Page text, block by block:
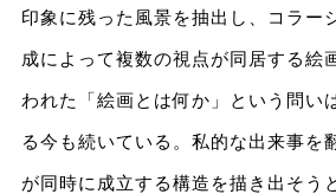
印象に残った風景を抽出し、コラー
成によって複数の視点が同居する絵
われた「絵画とは何か」という問い
る今も続いている。私的な出来事を
が同時に成立する構造を描き出そう